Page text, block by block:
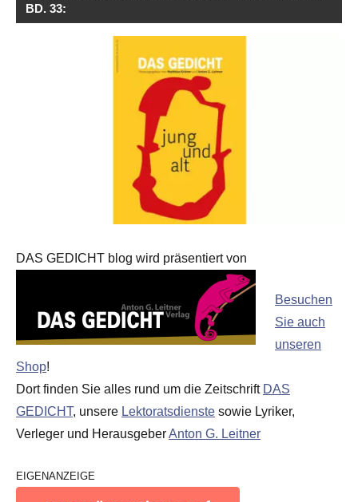
BD. 33:
DAS GEDICHT blog wird präsentiert von
Besuchen
Sie auch
unseren
Shop!
Dort finden Sie alles rund um die Zeitschrift DAS
GEDICHT, unsere Lektoratsdienste sowie Lyriker,
Verleger und HerausgeberAnton G. Leitner
EIGENANZEIGE